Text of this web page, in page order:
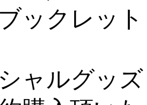
ックレット
ャルグッズ